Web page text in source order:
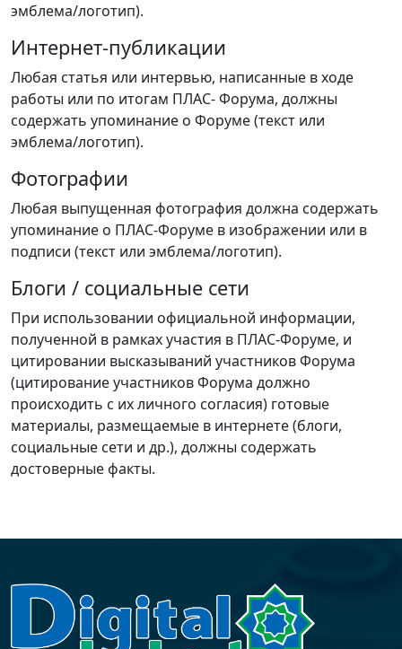
эмблема/логотип).
Интернет-публикации
Любая статья или интервью, написанные в ходе
работы или по итогам ПЛАС- Форума, должны
содержать упоминание о Форуме (текст или
эмблема/логотип).
Фотографии
Любая выпущенная фотография должна содержать
упоминание о ПЛАС-Форуме в изображении или в
подписи (текст или эмблема/логотип).
Блоги / социальные сети
При использовании официальной информации,
полученной в рамках участия в ПЛАС-Форуме, и
цитировании высказываний участников Форума
(цитирование участников Форума должно
происходить с их личного согласия) готовые
материалы, размещаемые в интернете (блоги,
социальные сети и др.), должны содержать
достоверные факты.